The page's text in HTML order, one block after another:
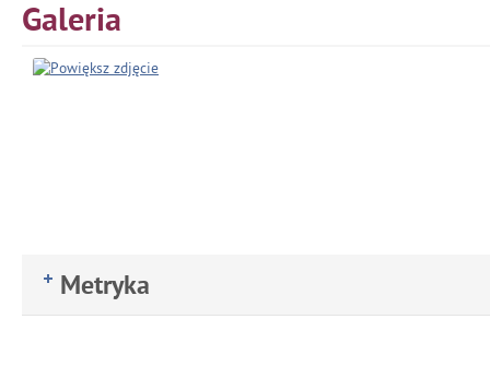
Galeria
Metryka